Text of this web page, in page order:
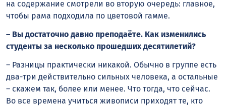
на содержание смотрели во вторую очередь: главное,
чтобы рама подходила по цветовой гамме.
– Вы достаточно давно преподаёте. Как изменились
студенты за несколько прошедших десятилетий?
– Разницы практически никакой. Обычно в группе есть
два-три действительно сильных человека, а остальные
– скажем так, более или менее. Что тогда, что сейчас.
Во все времена учиться живописи приходят те, кто